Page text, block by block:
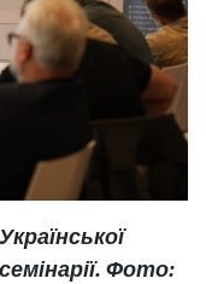
Фото: